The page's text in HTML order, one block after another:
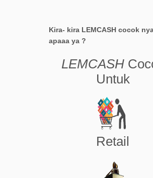
Kira- kira LEMCASH cocok
apaaa ya ?
LEMCASH
Untuk
Retail